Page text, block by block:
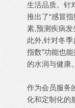
生活品质。针
推出了“感冒
素,预测疾病发
此外,针对冬
指数”功能也
的水润与健康。
作为会员服务
化和定制化的